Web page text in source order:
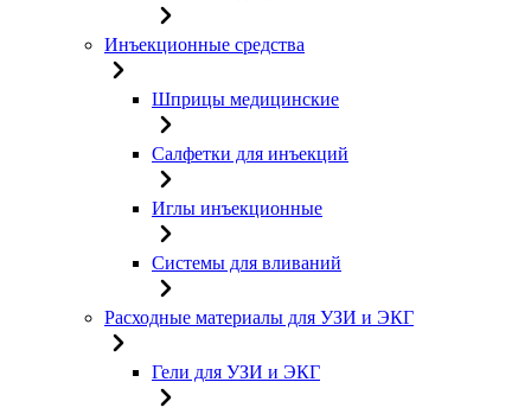
Инъекционные средства
Шприцы медицинские
Салфетки для инъекций
Иглы инъекционные
Системы для вливаний
Расходные материалы для УЗИ и ЭКГ
Гели для УЗИ и ЭКГ